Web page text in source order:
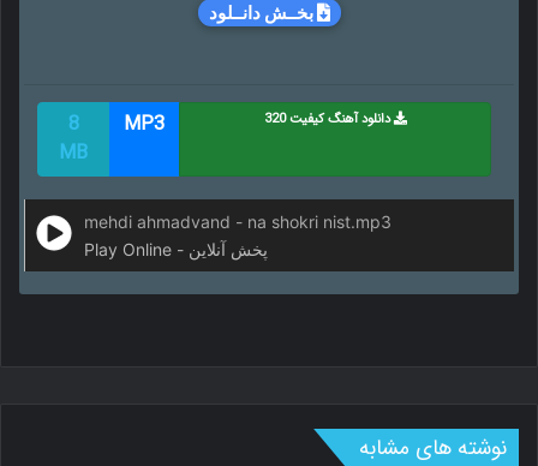
بخــش دانــلود
دانلود آهنگ کیفیت 320 MP3
8
MB
mehdi ahmadvand - na shokri nist.mp3
Play Online - پخش آنلاین
نوشته های مشابه